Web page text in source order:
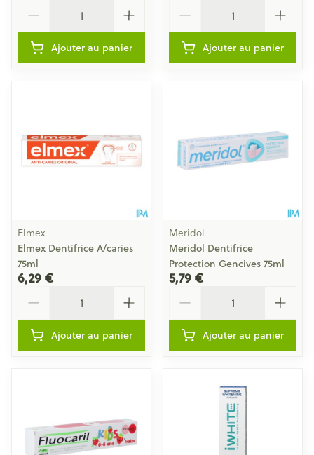
Ajouter au panier Ajouter au panier
Elmex
Elmex Dentifrice A/caries
75ml
6,29 €
Ajouter au panier
Meridol
Meridol Dentifrice
Protection Gencives 75ml
5,79 €
Ajouter au panier